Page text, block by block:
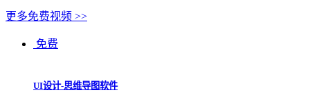
更多免费视频 >>
免费
UI设计-思维导图软件